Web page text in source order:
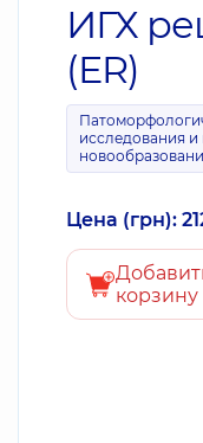
ИГХ
(ER)
исследования и
Цена (грн):
корзину